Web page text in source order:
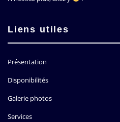
Liens utiles
Présentation
Disponibilités
Galerie photos
Services